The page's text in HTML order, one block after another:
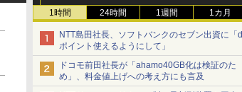
1時間 24時間 1週間 1カ月
NTT島田社長、ソフトバンクのセブン出資に「d
ポイント使えるようにして」
ドコモ前田社長が「ahamo40GB化は検証のた
め」、料金値上げへの考え方にも言及